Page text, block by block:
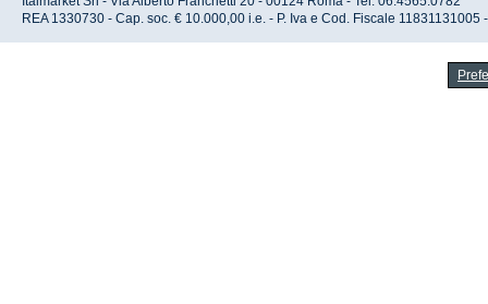
REA 1330730 - Cap. soc. € 10.000,00 i.e. - P. Iva e Cod. Fiscale 11831131005